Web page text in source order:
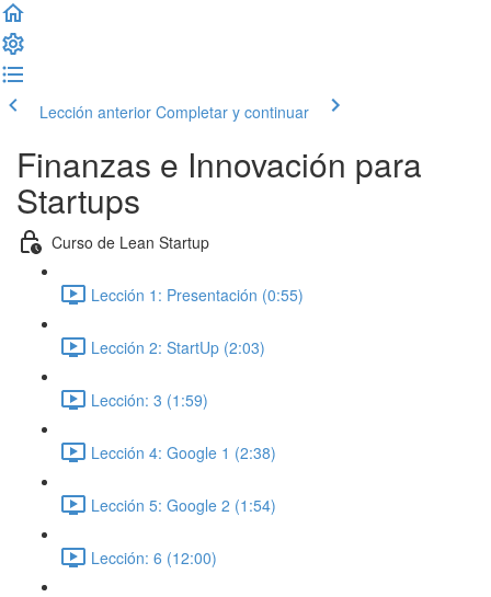
Lección anterior Completar y continuar
Finanzas e Innovación para
Startups
Curso de Lean Startup
Lección 1: Presentación (0:55)
Lección 2: StartUp (2:03)
Lección: 3 (1:59)
Lección 4: Google 1 (2:38)
Lección 5: Google 2 (1:54)
Lección: 6 (12:00)